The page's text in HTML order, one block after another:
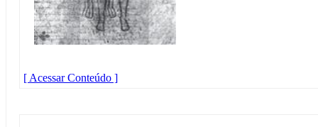
[ Acessar Conteúdo ]